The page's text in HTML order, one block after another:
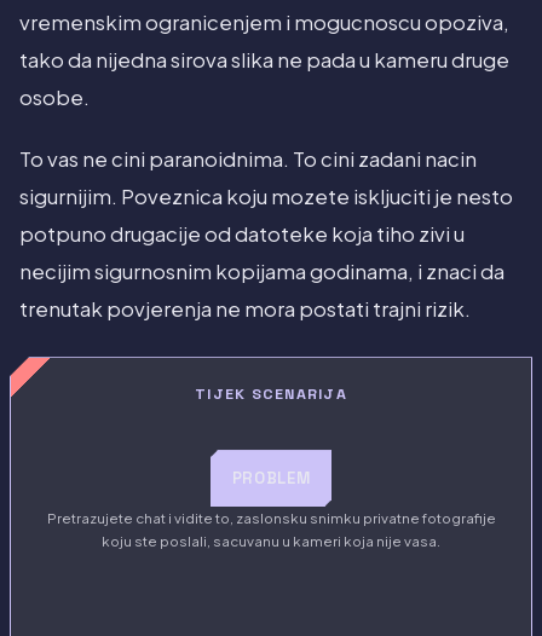
vremenskim ogranicenjem i mogucnoscu opoziva,
tako da nijedna sirova slika ne pada u kameru druge
osobe.
To vas ne cini paranoidnima. To cini zadani nacin
sigurnijim. Poveznica koju mozete iskljuciti je nesto
potpuno drugacije od datoteke koja tiho zivi u
necijim sigurnosnim kopijama godinama, i znaci da
trenutak povjerenja ne mora postati trajni rizik.
TIJEK SCENARIJA
PROBLEM
Pretrazujete chat i vidite to, zaslonsku snimku privatne fotografije
koju ste poslali, sacuvanu u kameri koja nije vasa.